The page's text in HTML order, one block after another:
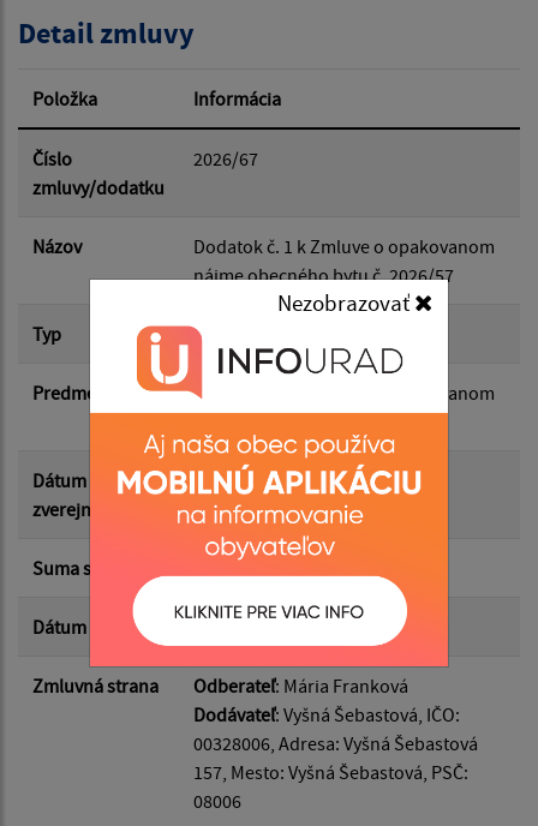
Nezobrazovať
Dátum od:
Dátum do:
Suma od:
Suma do:
Typ:
Filtrovať Reset
Detail zmluvy
Položka Informácia
Číslo
zmluvy/dodatku
2026/67
Názov
Dodatok č. 1 k Zmluve o opakovanom
nájme obecného bytu č. 2026/57
Typ Hlavná zmluva
Predmet
Dodatok č. 1 k Zmluve o opakovanom
nájme obecného bytu
Dátum
zverejnenia
10.06.2026
Suma s DPH* 145.80 €
Dátum uzavretia 04.05.2026
Zmluvná strana Odberateľ: Mária Franková
Dodávateľ: Vyšná Šebastová, IČO:
00328006, Adresa: Vyšná Šebastová
157, Mesto: Vyšná Šebastová, PSČ:
08006